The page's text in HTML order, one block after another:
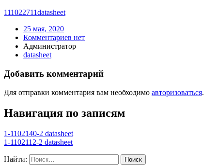
111022711datasheet
25 мая, 2020
Комментариев нет
Администратор
datasheet
Добавить комментарий
Для отправки комментария вам необходимо авторизоваться.
Навигация по записям
1-1102140-2 datasheet
1-1102112-2 datasheet
Найти: